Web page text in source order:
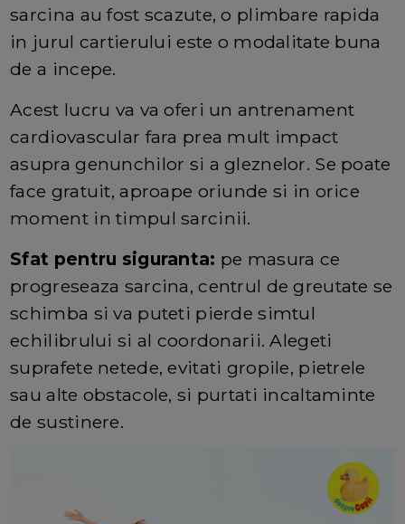
sarcina au fost scazute, o plimbare rapida
in jurul cartierului este o modalitate buna
de a incepe.
Acest lucru va va oferi un antrenament
cardiovascular fara prea mult impact
asupra genunchilor si a gleznelor. Se poate
face gratuit, aproape oriunde si in orice
moment in timpul sarcinii.
Sfat pentru siguranta: pe masura ce
progreseaza sarcina, centrul de greutate se
schimba si va puteti pierde simtul
echilibrului si al coordonarii. Alegeti
suprafete netede, evitati gropile, pietrele
sau alte obstacole, si purtati incaltaminte
de sustinere.